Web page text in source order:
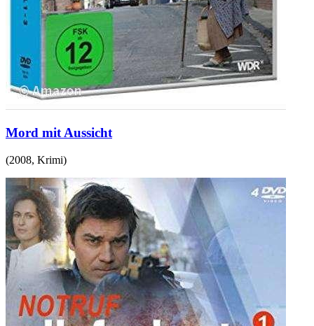
Mord mit Aussicht
(2008, Krimi)